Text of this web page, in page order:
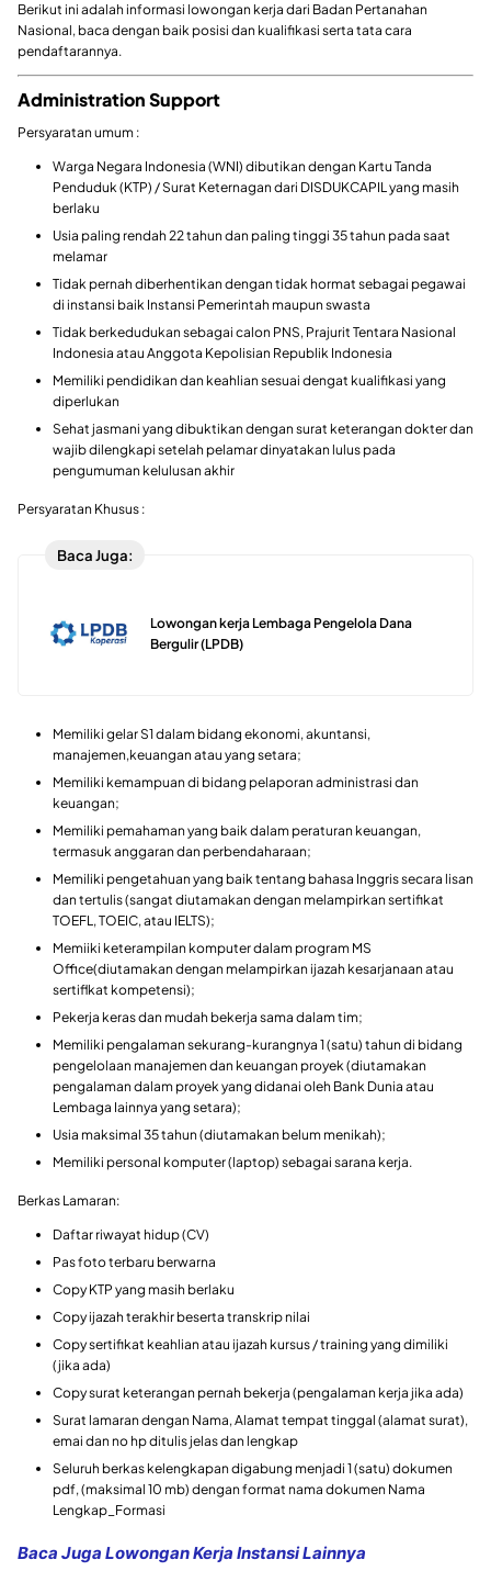
Berikut ini adalah informasi lowongan kerja dari Badan Pertanahan
Nasional, baca dengan baik posisi dan kualifikasi serta tata cara
pendaftarannya.
Administration Support
Persyaratan umum :
Warga Negara Indonesia (WNI) dibutikan dengan Kartu Tanda
Penduduk (KTP) / Surat Keternagan dari DISDUKCAPIL yang masih
berlaku
Usia paling rendah 22 tahun dan paling tinggi 35 tahun pada saat
melamar
Tidak pernah diberhentikan dengan tidak hormat sebagai pegawai
di instansi baik Instansi Pemerintah maupun swasta
Tidak berkedudukan sebagai calon PNS, Prajurit Tentara Nasional
Indonesia atau Anggota Kepolisian Republik Indonesia
Memiliki pendidikan dan keahlian sesuai dengat kualifikasi yang
diperlukan
Sehat jasmani yang dibuktikan dengan surat keterangan dokter dan
wajib dilengkapi setelah pelamar dinyatakan lulus pada
pengumuman kelulusan akhir
Persyaratan Khusus :
Baca Juga:
Lowongan kerja Lembaga Pengelola Dana
Bergulir (LPDB)
Memiliki gelar S1 dalam bidang ekonomi, akuntansi,
manajemen,keuangan atau yang setara;
Memiliki kemampuan di bidang pelaporan administrasi dan
keuangan;
Memiliki pemahaman yang baik dalam peraturan keuangan,
termasuk anggaran dan perbendaharaan;
Memiliki pengetahuan yang baik tentang bahasa Inggris secara lisan
dan tertulis (sangat diutamakan dengan melampirkan sertifikat
TOEFL, TOEIC, atau IELTS);
Memiiki keterampilan komputer dalam program MS
Office(diutamakan dengan melampirkan ijazah kesarjanaan atau
sertiflkat kompetensi);
Pekerja keras dan mudah bekerja sama dalam tim;
Memiliki pengalaman sekurang-kurangnya 1 (satu) tahun di bidang
pengelolaan manajemen dan keuangan proyek (diutamakan
pengalaman dalam proyek yang didanai oleh Bank Dunia atau
Lembaga Iainnya yang setara);
Usia maksimal 35 tahun (diutamakan belum menikah);
Memiliki personal komputer (laptop) sebagai sarana kerja.
Berkas Lamaran:
Daftar riwayat hidup (CV)
Pas foto terbaru berwarna
Copy KTP yang masih berlaku
Copy ijazah terakhir beserta transkrip nilai
Copy sertifikat keahlian atau ijazah kursus / training yang dimiliki
(jika ada)
Copy surat keterangan pernah bekerja (pengalaman kerja jika ada)
Surat lamaran dengan Nama, Alamat tempat tinggal (alamat surat),
emai dan no hp ditulis jelas dan lengkap
Seluruh berkas kelengkapan digabung menjadi 1 (satu) dokumen
pdf, (maksimal 10 mb) dengan format nama dokumen Nama
Lengkap_Formasi
Baca Juga Lowongan Kerja Instansi Lainnya